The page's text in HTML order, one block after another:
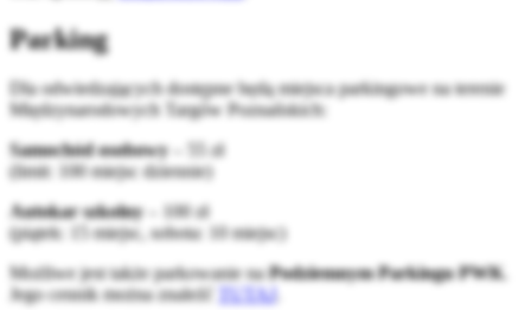
Parking
Dla odwiedzających dostępne będą miejsca parkingowe na terenie
Międzynarodowych Targów Poznańskich:
Samochód osobowy– 55 zł
(limit: 100 miejsc dziennie)
Autokar szkolny– 100 zł
(piątek: 15 miejsc, sobota: 10 miejsc)
Możliwe jest także parkowanie naPodziemnym Parkingu PWK.
Jego cennik można znaleźć
TUTAJ